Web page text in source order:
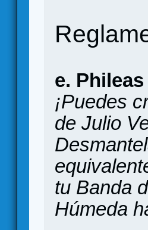
e.
¡Puedes
de Julio
tu Banda
Húmeda